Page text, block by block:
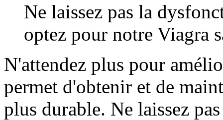
Ne laissez pas la
optez pour notre Viagra
N'attendez plus pour
permet d'obtenir et de
plus durable. Ne laissez